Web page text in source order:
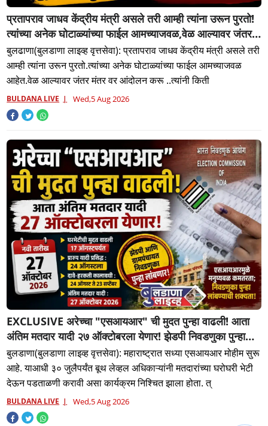
प्रतापराव जाधव केंद्रीय मंत्री असले तरी आम्ही त्यांना उरून पुरतो!
त्यांच्या अनेक घोटाळ्यांच्या फाईल आमच्याजवळ,वेळ आल्यावर जंतर
मंतर वर आंदोलन करू...रविकांत तुपकरांचा हल्लाबोल!
बुलढाणा(बुलडाणा लाइव्ह वृत्तसेवा): प्रतापराव जाधव केंद्रीय मंत्री असले तरी
आम्ही त्यांना उरून पुरतो.त्यांच्या अनेक घोटाळ्यांच्या फाईल आमच्याजवळ
आहेत.वेळ आल्यावर जंतर मंतर वर आंदोलन करू ..त्यांनी किती
BULDANA LIVE Wed,5 Aug 2026
EXCLUSIVE अरेच्चा "एसआयआर" ची मुदत पुन्हा वाढली! आता
अंतिम मतदार यादी २७ ऑक्टोबरला येणार! झेडपी निवडणुका पुन्हा
लांबणार...!
बुलडाणा(बुलडाणा लाइव्ह वृत्तसेवा): महाराष्ट्रात सध्या एसआयआर मोहीम सुरू
आहे. याआधी ३० जुलैपर्यंत बूथ लेव्हल अधिकाऱ्यांनी मतदारांच्या घरोघरी भेटी
देऊन पडताळणी करावी असा कार्यक्रम निश्चित झाला होता. त्
BULDANA LIVE Wed,5 Aug 2026